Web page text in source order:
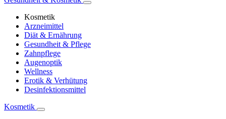
Kosmetik
Arzneimittel
Diät & Ernährung
Gesundheit & Pflege
Zahnpflege
Augenoptik
Wellness
Erotik & Verhütung
Desinfektionsmittel
Kosmetik